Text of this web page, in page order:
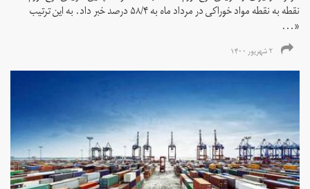
نقطه به نقطه مواد خوراکی در مرداد ماه به ۵۸/۴ درصد خبر داد. به این ترتیب
«...
۲ شهریور ۱۴۰۰